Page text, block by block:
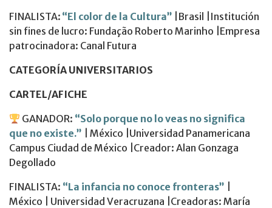
FINALISTA: “El color de la Cultura” |Brasil |Institución
sin fines de lucro: Fundação Roberto Marinho |Empresa
patrocinadora: Canal Futura
CATEGORÍA UNIVERSITARIOS
CARTEL/AFICHE
GANADOR: “Solo porque no lo veas no significa
que no existe.”
| México |Universidad Panamericana
Campus Ciudad de México |Creador: Alan Gonzaga
Degollado
FINALISTA: “La infancia no conoce fronteras”
México | Universidad Veracruzana |Creadoras: María